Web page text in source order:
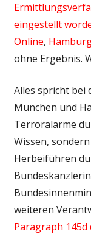
eingestellt
Online,
ohne Ergebnis.
Alles spricht bei
München und
Terroralarme
Wissen,
Herbeiführen
weiteren
Paragraph